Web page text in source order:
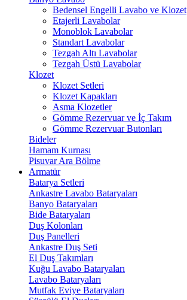
Bedensel Engelli Lavabo ve Klozet
Etajerli Lavabolar
Monoblok Lavabolar
Standart Lavabolar
Tezgah Altı Lavabolar
Tezgah Üstü Lavabolar
Klozet
Klozet Setleri
Klozet Kapakları
Asma Klozetler
Gömme Rezervuar ve İç Takım
Gömme Rezervuar Butonları
Bideler
Hamam Kurnası
Pisuvar Ara Bölme
Armatür
Batarya Setleri
Ankastre Lavabo Bataryaları
Banyo Bataryaları
Bide Bataryaları
Duş Kolonları
Duş Panelleri
Ankastre Duş Seti
El Duş Takımları
Kuğu Lavabo Bataryaları
Lavabo Bataryaları
Mutfak Eviye Bataryaları